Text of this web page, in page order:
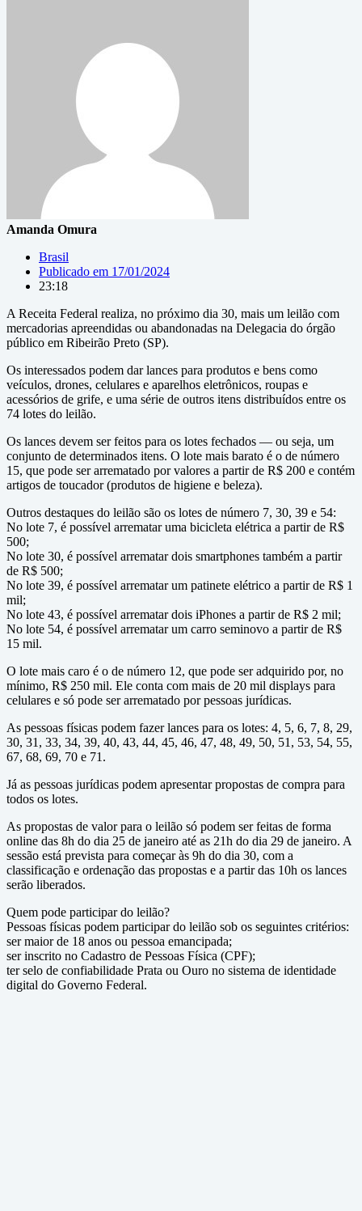
Amanda Omura
Brasil
Publicado em 17/01/2024
23:18
A Receita Federal realiza, no próximo dia 30, mais um leilão com
mercadorias apreendidas ou abandonadas na Delegacia do órgão
público em Ribeirão Preto (SP).
Os interessados podem dar lances para produtos e bens como
veículos, drones, celulares e aparelhos eletrônicos, roupas e
acessórios de grife, e uma série de outros itens distribuídos entre os
74 lotes do leilão.
Os lances devem ser feitos para os lotes fechados — ou seja, um
conjunto de determinados itens. O lote mais barato é o de número
15, que pode ser arrematado por valores a partir de R$ 200 e contém
artigos de toucador (produtos de higiene e beleza).
Outros destaques do leilão são os lotes de número 7, 30, 39 e 54:
No lote 7, é possível arrematar uma bicicleta elétrica a partir de R$
500;
No lote 30, é possível arrematar dois smartphones também a partir
de R$ 500;
No lote 39, é possível arrematar um patinete elétrico a partir de R$ 1
mil;
No lote 43, é possível arrematar dois iPhones a partir de R$ 2 mil;
No lote 54, é possível arrematar um carro seminovo a partir de R$
15 mil.
O lote mais caro é o de número 12, que pode ser adquirido por, no
mínimo, R$ 250 mil. Ele conta com mais de 20 mil displays para
celulares e só pode ser arrematado por pessoas jurídicas.
As pessoas físicas podem fazer lances para os lotes: 4, 5, 6, 7, 8, 29,
30, 31, 33, 34, 39, 40, 43, 44, 45, 46, 47, 48, 49, 50, 51, 53, 54, 55,
67, 68, 69, 70 e 71.
Já as pessoas jurídicas podem apresentar propostas de compra para
todos os lotes.
As propostas de valor para o leilão só podem ser feitas de forma
online das 8h do dia 25 de janeiro até as 21h do dia 29 de janeiro. A
sessão está prevista para começar às 9h do dia 30, com a
classificação e ordenação das propostas e a partir das 10h os lances
serão liberados.
Quem pode participar do leilão?
Pessoas físicas podem participar do leilão sob os seguintes critérios:
ser maior de 18 anos ou pessoa emancipada;
ser inscrito no Cadastro de Pessoas Física (CPF);
ter selo de confiabilidade Prata ou Ouro no sistema de identidade
digital do Governo Federal.